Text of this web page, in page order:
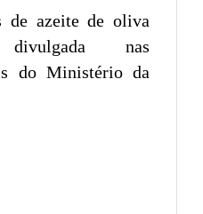
de azeite de oliva
divulgada nas
do Ministério da